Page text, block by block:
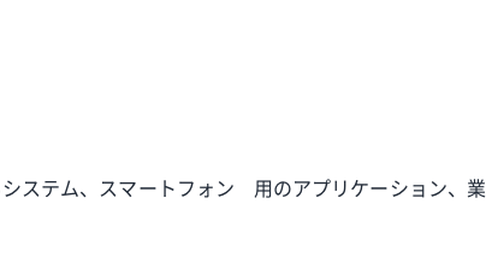
ステム、スマートフォン 用のアプリケーション、業